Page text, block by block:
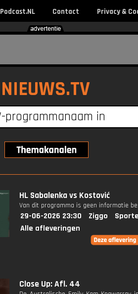
Podcast.NL Contact Privacy &
NIEUWS.TV
HL Sabalenka vs Kostović
Van dit programma is geen informatie
29-06-2026 23:30 Ziggo
Alle afleveringen
Close Up: Afl. 44